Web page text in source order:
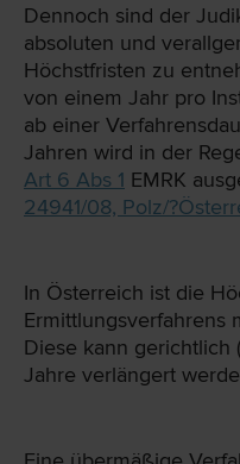
Dennoch sind der
absoluten und
Höchstfristen zu
von einem Jahr pro
ab einer
Jahren wird in der
Art 6 Abs 1 EMRK
24941/08, Polz/
In Österreich ist die
Ermittlungsverfahrens
Diese kann gerichtlich
Jahre verlängert